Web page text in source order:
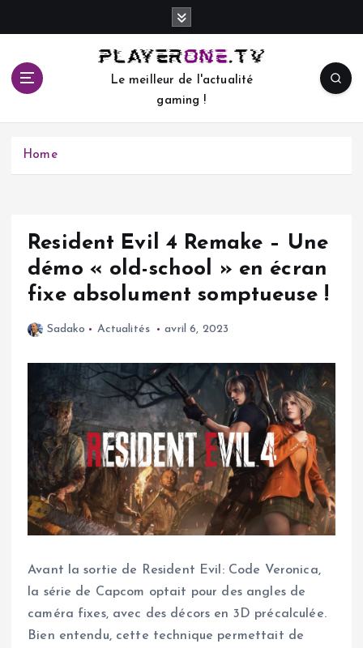
c
Le meilleur de l'actualité
gaming !
Home
Resident Evil 4 Remake – Une
démo « old-school » en écran
fixe absolument somptueuse !
Sadako Actualités avril 6, 2023
Avant la sortie de Resident Evil: Code Veronica,
la série de Capcom optait pour des angles de
caméra fixes, avec des décors en 3D précalculée.
Bien entendu, cette technique permettait de